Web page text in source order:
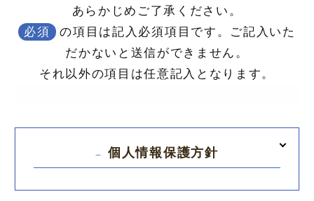
あらかじめご了承ください。
必須
の項目は記入必須項目です。ご記入いた
だかないと送信ができません。
それ以外の項目は任意記入となります。
個人情報保護方針